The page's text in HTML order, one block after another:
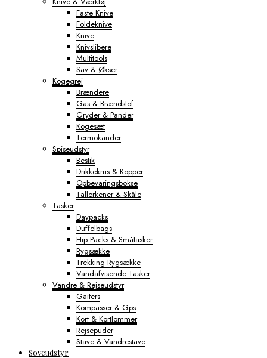
Faste Knive
Foldeknive
Knive
Knivslibere
Multitools
Sav & Økser
Kogegrej
Brændere
Gas & Brændstof
Gryder & Pander
Kogesæt
Termokander
Spiseudstyr
Bestik
Drikkekrus & Kopper
Opbevaringsbokse
Tallerkener & Skåle
Tasker
Daypacks
Duffelbags
Hip Packs & Småtasker
Rygsække
Trekking Rygsække
Vandafvisende Tasker
Vandre & Rejseudstyr
Gaiters
Kompasser & Gps
Kort & Kortlommer
Rejsepuder
Stave & Vandrestave
Soveudstyr